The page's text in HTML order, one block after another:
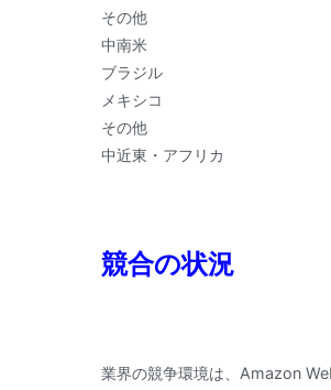
その他
中南米
ブラジル
メキシコ
その他
中近東・アフリカ
競合の状況
業界の競争環境は、Amazon